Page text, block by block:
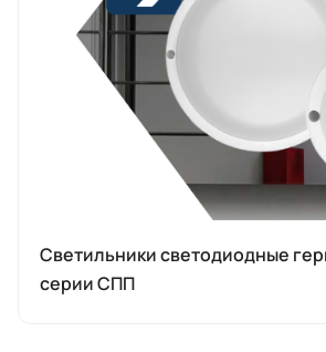
Светильники светодиодные
серии СПП